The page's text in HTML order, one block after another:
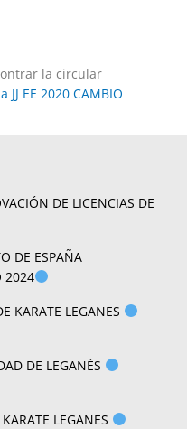
la circular
EE 2020 CAMBIO
DE LICENCIAS DE
DE ESPAÑA
2024
KARATE LEGANES
DE LEGANÉS
LEGANES